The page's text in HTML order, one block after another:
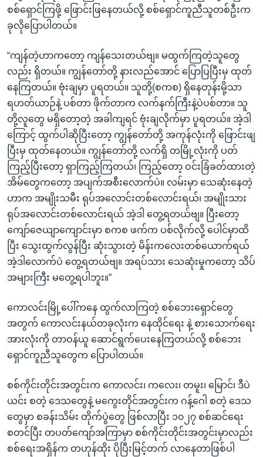
စစ်ရှောင်ကြဖို့ ဖြောင်းဖြနေတယ်လို့ စစ်ရှောင်ကူညီသူတစ်ဦးက
ခုလိုပြောပါတယ်။
“ကျန်တဲ့ဟာကတော့ ကျန်သေးတယ်ဗျ။ မထွက်ကြတဲ့သူတွေ
လည်း ရှိတယ်။ ကျွန်တော်တို့ နားလည်အောင် ပြောပြပြီးမှ ထုတ်
နေကြတယ်။ ဗုံးချမှာ ပူရတယ်။ သူတို့(စကစ) ရှိနေတုန်းမို့သာ
ရဟတ်ယာဉ်နဲ့ ပစ်တာ ဖိုက်တာက လက်နက်ကြီးနဲ့ပဲပစ်တာ။ သူ
တို့လူတွေ မရှိတော့တဲ့ အခါကျရင် ဗုံးချလိုက်မှာ ပူရတယ်။ အဲ့ဒါ
ကြောင့် ထွက်ပါဆိုပြီးတော့ ကျွန်တော်တို့ အကုန်လုံးကို ဖြောင်းဖျ
ပြီးမှ ထုတ်နေတယ်။ ကျွန်တော်တို့ လက်ရှိ တမြို့လုံးကို ပတ်
ကြည့်ပြီးတော့ ရှာကြည့်ကြတယ်၊ ကြည့်တော့ ဝင်းခြံခတ်ထားတဲ့
အိမ်တွေကတော့ အပျက်အစီးလောက်ပဲ။ လမ်းမှာ သေဆုံးနေတဲ့
ဟာက အမျိုးသမီး ရုပ်အလောင်းတစ်လောင်းရယ်၊ အမျိုးသား
ရုပ်အလောင်းတစ်လောင်းရယ် အဲ့ဒါ တွေ့ရတယ်ဗျ။ ပြီးတော့
ကျော်ဇေယျာကျောင်းမှာ စကစ ဖက်က ပစ်လိုက်လို့ ပေါင်မှာထိ
ပြီး သွေးထွက်လွန်ပြီး ဆုံးသွားတဲ့ မိန်းကလေးတစ်ယောက်ရယ်
အဲ့ဒါလောက်ပဲ တွေ့ရတယ်ဗျ။ အရပ်သား သေဆုံးမှုကတော့ သိပ်
အများကြီး မတွေ့ရပါဘူး။”
ကောလင်းမြို့ပေါ်ကနေ ထွက်လာကြတဲ့ စစ်ဘေးရှောင်တွေ
အတွက် ကောလင်းနယ်တခုလုံးက နေထိုင်ရေး နဲ့ စားသောက်ရေး
အားလုံးကို တာဝန်ယူ ဆောင်ရွက်ပေးနေကြတယ်လို့ စစ်ဘေး
ရှောင်ကူညီသူတွေက ပြောပါတယ်။
စစ်ကိုင်းတိုင်းအတွင်းက ကောလင်း၊ ကလေး၊ တမူး၊ မြောင်၊ ဒီပဲ
ယင်း စတဲ့ ဒေသတွေနဲ့ မကွေးတိုင်အတွင်းက ဂန့်ဂေါ စတဲ့ ဒေသ
တွေမှာ စခန်းသိမ်း တိုက်ပွဲတွေ ဖြစ်လာပြီး ၁၀၂၇ စစ်ဆင်ရေး
စတင်ပြီး တပတ်ကျော်အကြာမှာ စစ်ကိုင်းတိုင်းအတွင်းမှာလည်း
စစ်ရေးအရှိန်က တဟုန်ထိုး ပိုပြီးမြင့်တက် လာနေတာဖြစ်ပါ